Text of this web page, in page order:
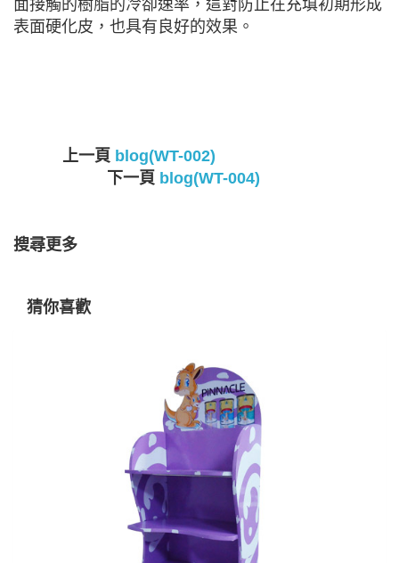
面接觸的樹脂的冷卻速率，這對防止在充填初期形成
表面硬化皮，也具有良好的效果。
上一頁 blog(WT-002)
下一頁 blog(WT-004)
搜尋更多
猜你喜歡